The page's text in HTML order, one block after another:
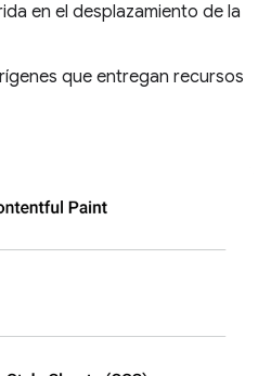
en el desplazamiento de la
que entregan recursos